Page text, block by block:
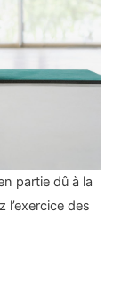
partie dû à la
des